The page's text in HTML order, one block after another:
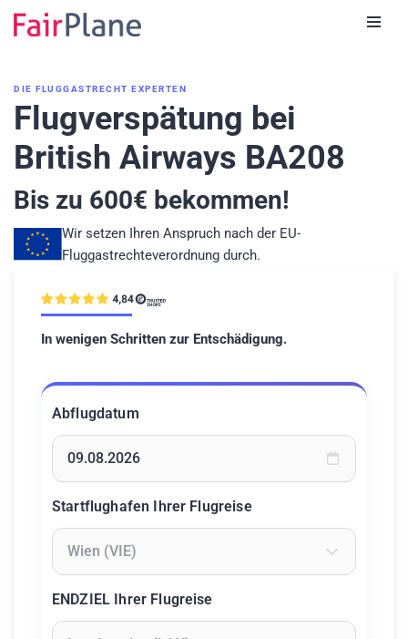
DIE FLUGGASTRECHT EXPERTEN
Flugverspätung bei
British Airways BA208
Bis zu 600€ bekommen!
Wir setzen Ihren Anspruch nach der EU-
Fluggastrechteverordnung durch.
In wenigen Schritten zur Entschädigung.
Abflugdatum
Startflughafen Ihrer Flugreise
ENDZIEL Ihrer Flugreise